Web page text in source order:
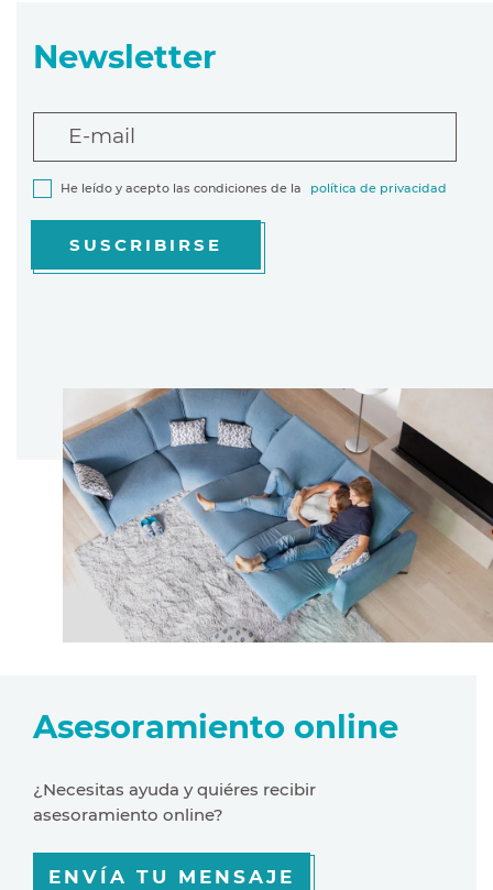
Newsletter
E-mail
He leído y acepto las condiciones de la política de privacidad
SUSCRIBIRSE
Asesoramiento online
¿Necesitas ayuda y quiéres recibir
asesoramiento online?
ENVÍA TU MENSAJE